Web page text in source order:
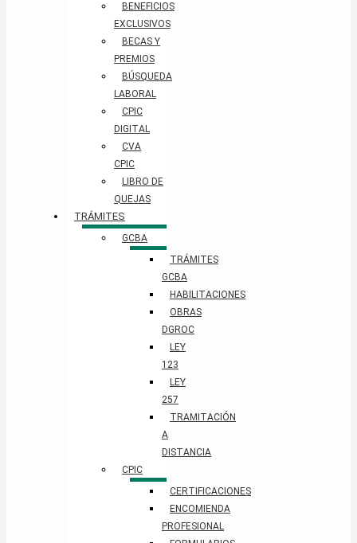
BENEFICIOS
EXCLUSIVOS
BECAS Y
PREMIOS
BÚSQUEDA
LABORAL​
CPIC
DIGITAL
CVA
CPIC
LIBRO DE
QUEJAS
TRÁMITES
GCBA
TRÁMITES
GCBA
HABILITACIONES
OBRAS
DGROC
LEY
123
LEY
257
TRAMITACIÓN
A
DISTANCIA
CPIC
CERTIFICACIONES
ENCOMIENDA
PROFESIONAL